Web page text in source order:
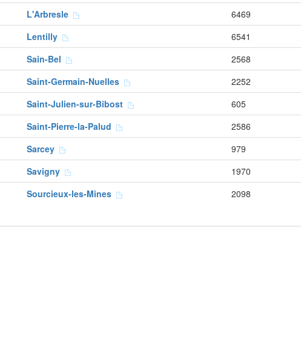
L'Arbresle 6469
Lentilly 6541
Sain-Bel 2568
Saint-Germain-Nuelles 2252
Saint-Julien-sur-Bibost 605
Saint-Pierre-la-Palud 2586
Sarcey 979
Savigny 1970
Sourcieux-les-Mines 2098